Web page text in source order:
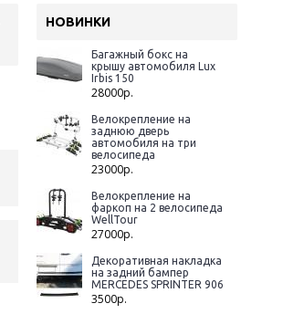
НОВИНКИ
Багажный бокс на
крышу автомобиля Lux
Irbis 150
28000р.
Велокрепление на
заднюю дверь
автомобиля на три
велосипеда
23000р.
Велокрепление на
фаркоп на 2 велосипеда
WellTour
27000р.
Декоративная накладка
на задний бампер
MERCEDES SPRINTER 906
3500р.